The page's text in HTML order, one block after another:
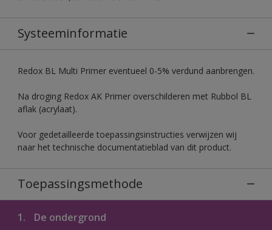
Systeeminformatie
Redox BL Multi Primer eventueel 0-5% verdund aanbrengen.
Na droging Redox AK Primer overschilderen met Rubbol BL
aflak (acrylaat).
Voor gedetailleerde toepassingsinstructies verwijzen wij
naar het technische documentatieblad van dit product.
Toepassingsmethode
1. De ondergrond